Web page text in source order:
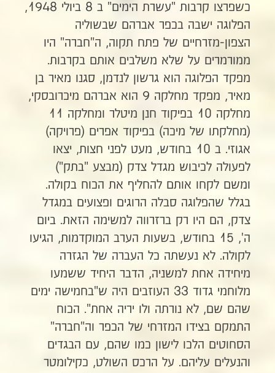
כשפרצו קרבות "עשרת הימים" ב 8 ביולי 1948,
הפלוגה ישבה בכפר אברהם שבשוליה
הצפון-מזרחיים של פתח תקוה, ה"חברה" היו
ממורמרים על שלא משלבים אותם בקרבות.
מפקד הפלוגה הוא גרשון לנדמן, סגנו מאיר בן
מאיר, מפקד מחלקה 9 הוא אברהם מיכרובסקי,
מחלקה 10 בפיקוד חנן מיטלר ומחלקה 11
(מחלקתו של מיכה) בפיקוד אפרים (פרויקה)
אגוזי. ב 10 בחודש, מעט לפני חצות, יצאו
לפעולה לכיבוש מגדל צדק (מבצע "בתק")
ומשם לקחו אותם להחליף את הכוח בקולה.
בגלל שהפלוגה סבלה הרוגים ופצועים במגדל
צדק, הם היו רק ברזרווה למשימה הזאת. ביום
ה', 15 בחודש, בשעות הערב המוקדמות, הגיעו
לקולה. לא נעשתה כל העברה של הגזרה
מיחידה אחת למשניה, הדבר היחיד ששמעו
מלוחמי גדוד 33 העוזבים היה ש"בחמישה ימים
שהם שם, לא נורתה ולו יריה אחת". הכוח
התמקם בצידו המזרחי של הכפר וה"חברה"
הסחוטים הלכו לישון כמו שהם, עם הבגדים
והנעלים עליהם. על הרכס השולט, כקילומטר